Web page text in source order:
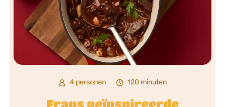
4 personen 120 minuten
Frans geïnspireerde